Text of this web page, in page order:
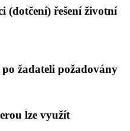
(dotčení) řešení životní
žadateli požadovány
lze využít